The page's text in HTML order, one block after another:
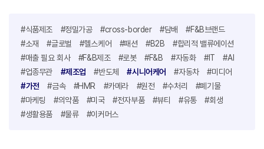
#식품제조 #정밀가공 #cross-border #담배
#F&B브랜드
#소재
#글로벌 #헬스케어 #패션 #B2B
#합리적 밸류에이션
#매출 필요 회사
#F&B제조 #로봇 #F&B #자동화 #IT
#AI
#업종무관
#제조업 #반도체 #시니어케어 #자동차
#미디어
#가전
#금속 #HMR #카메라 #원전 #수처리
#폐기물
#마케팅
#의약품 #미국 #전자부품 #뷰티 #유통
#회생
#생활용품
#물류 #이커머스